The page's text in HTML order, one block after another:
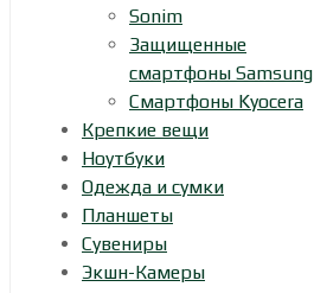
Sonim
Защищенные
смартфоны Samsung
Смартфоны Kyocera
Крепкие вещи
Ноутбуки
Одежда и сумки
Планшеты
Сувениры
Экшн-Камеры